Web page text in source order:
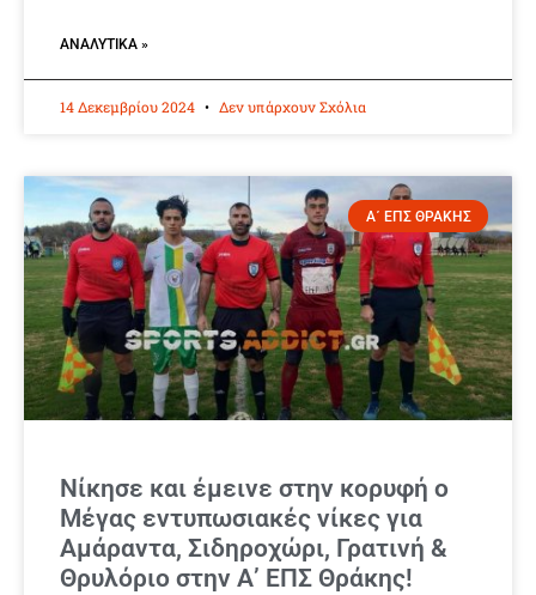
ΑΝΑΛΥΤΙΚΆ »
14 Δεκεμβρίου 2024 Δεν υπάρχουν Σχόλια
Α΄ ΕΠΣ ΘΡΑΚΗΣ
Νίκησε και έμεινε στην κορυφή ο
Μέγας εντυπωσιακές νίκες για
Αμάραντα, Σιδηροχώρι, Γρατινή &
Θρυλόριο στην Α’ ΕΠΣ Θράκης!